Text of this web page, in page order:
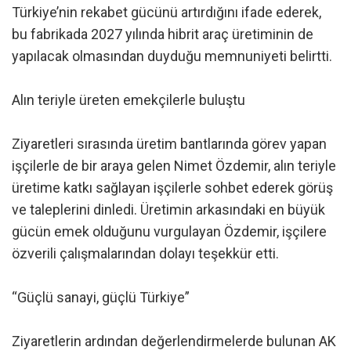
Türkiye’nin rekabet gücünü artırdığını ifade ederek,
bu fabrikada 2027 yılında hibrit araç üretiminin de
yapılacak olmasından duyduğu memnuniyeti belirtti.
Alın teriyle üreten emekçilerle buluştu
Ziyaretleri sırasında üretim bantlarında görev yapan
işçilerle de bir araya gelen Nimet Özdemir, alın teriyle
üretime katkı sağlayan işçilerle sohbet ederek görüş
ve taleplerini dinledi. Üretimin arkasındaki en büyük
gücün emek olduğunu vurgulayan Özdemir, işçilere
özverili çalışmalarından dolayı teşekkür etti.
“Güçlü sanayi, güçlü Türkiye”
Ziyaretlerin ardından değerlendirmelerde bulunan AK